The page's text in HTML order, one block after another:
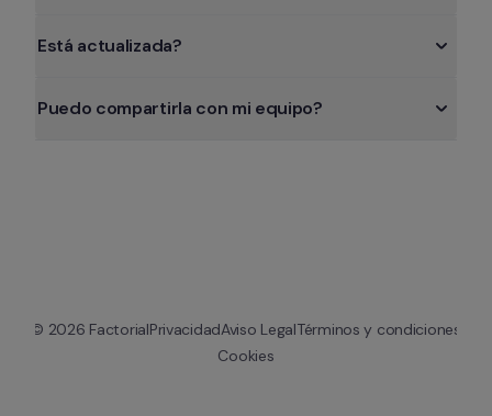
Está actualizada?
Puedo compartirla con mi equipo?
© 2026 FactorialPrivacidadAviso LegalTérminos y condiciones
Cookies